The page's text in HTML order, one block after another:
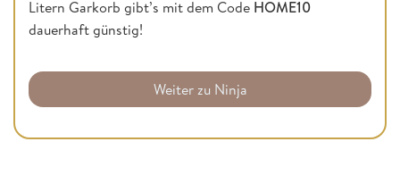
Litern Garkorb gibt’s mit dem Code HOME10
dauerhaft günstig!
Weiter zu Ninja